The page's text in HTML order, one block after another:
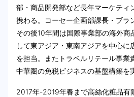
部・商品開発部など長年マーケティ
携わる。コーセー企画部課長・ブラ
その後10年間は国際事業部の海外商
して東アジア・東南アジアを中心に
を担当。またトラベルリテール事業
中華圏の免税ビジネスの基盤構築を
2017年-2019年春まで高絲化粧品有